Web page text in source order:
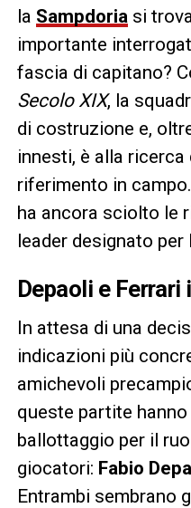
la Sampdoriasi
importante
fascia di capitano?
Secolo XIX, la
di costruzione e,
innesti, è alla ricerca
riferimento in
ha ancora sciolto le
leader designato per
Depaoli e
In attesa di una
indicazioni più
amichevoli
queste partite
ballottaggio per il
giocatori: Fabio
Entrambi sembrano